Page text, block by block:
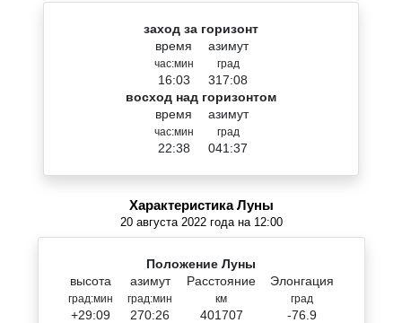
заход за горизонт
время
час:мин
16:03
азимут
град
317:08
восход над горизонтом
время
час:мин
22:38
азимут
град
041:37
Характеристика Луны
20 августа 2022 года на 12:00
Положение Луны
высота
град:мин
+29:09
азимут
град:мин
270:26
Расстояние
км
401707
Элонгация
град
-76.9